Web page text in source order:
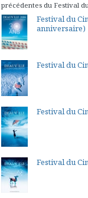
précédentes du Festival
Festival du
anniversaire)
Festival du
Festival du
Festival du